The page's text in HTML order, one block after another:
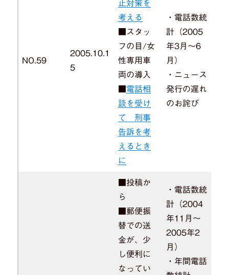
NO.59
2005.10.1
5
止対策を
考える
■スタッ
フの目/女
性専用車
両の導入
電話相
談を受け
て 刑事
告訴を考
えるとき
に
・電話数統
計（2005
年3月～6
月）
・ニュース
発行の遅れ
のお詫び
■投稿か
ら
■郵便振
替での送
金が、少
し便利に
なってい
・電話数統
計（2004
年11月～
2005年2
月）
・年間電話